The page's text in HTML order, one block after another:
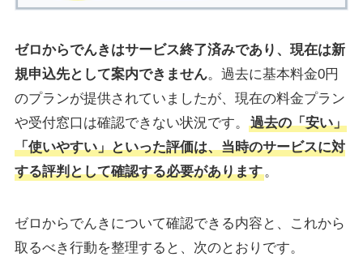
ゼロからでんきはサービス終了済みであり、現在は新
規申込先として案内できません。過去に基本料金0円
のプランが提供されていましたが、現在の料金プラン
や受付窓口は確認できない状況です。
過去の「安い」
「使いやすい」といった評価は、当時のサービスに対
する評判として確認する必要があります。
ゼロからでんきについて確認できる内容と、これから
取るべき行動を整理すると、次のとおりです。